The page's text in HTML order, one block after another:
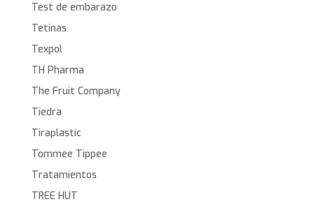
Test de embarazo
Tetinas
Texpol
TH Pharma
The Fruit Company
Tiedra
Tiraplastic
Tommee Tippee
Tratamientos
TREE HUT